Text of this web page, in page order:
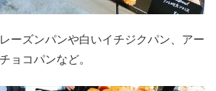
ーズンパンや白いイチジクパン、アー
ョコパンなど。